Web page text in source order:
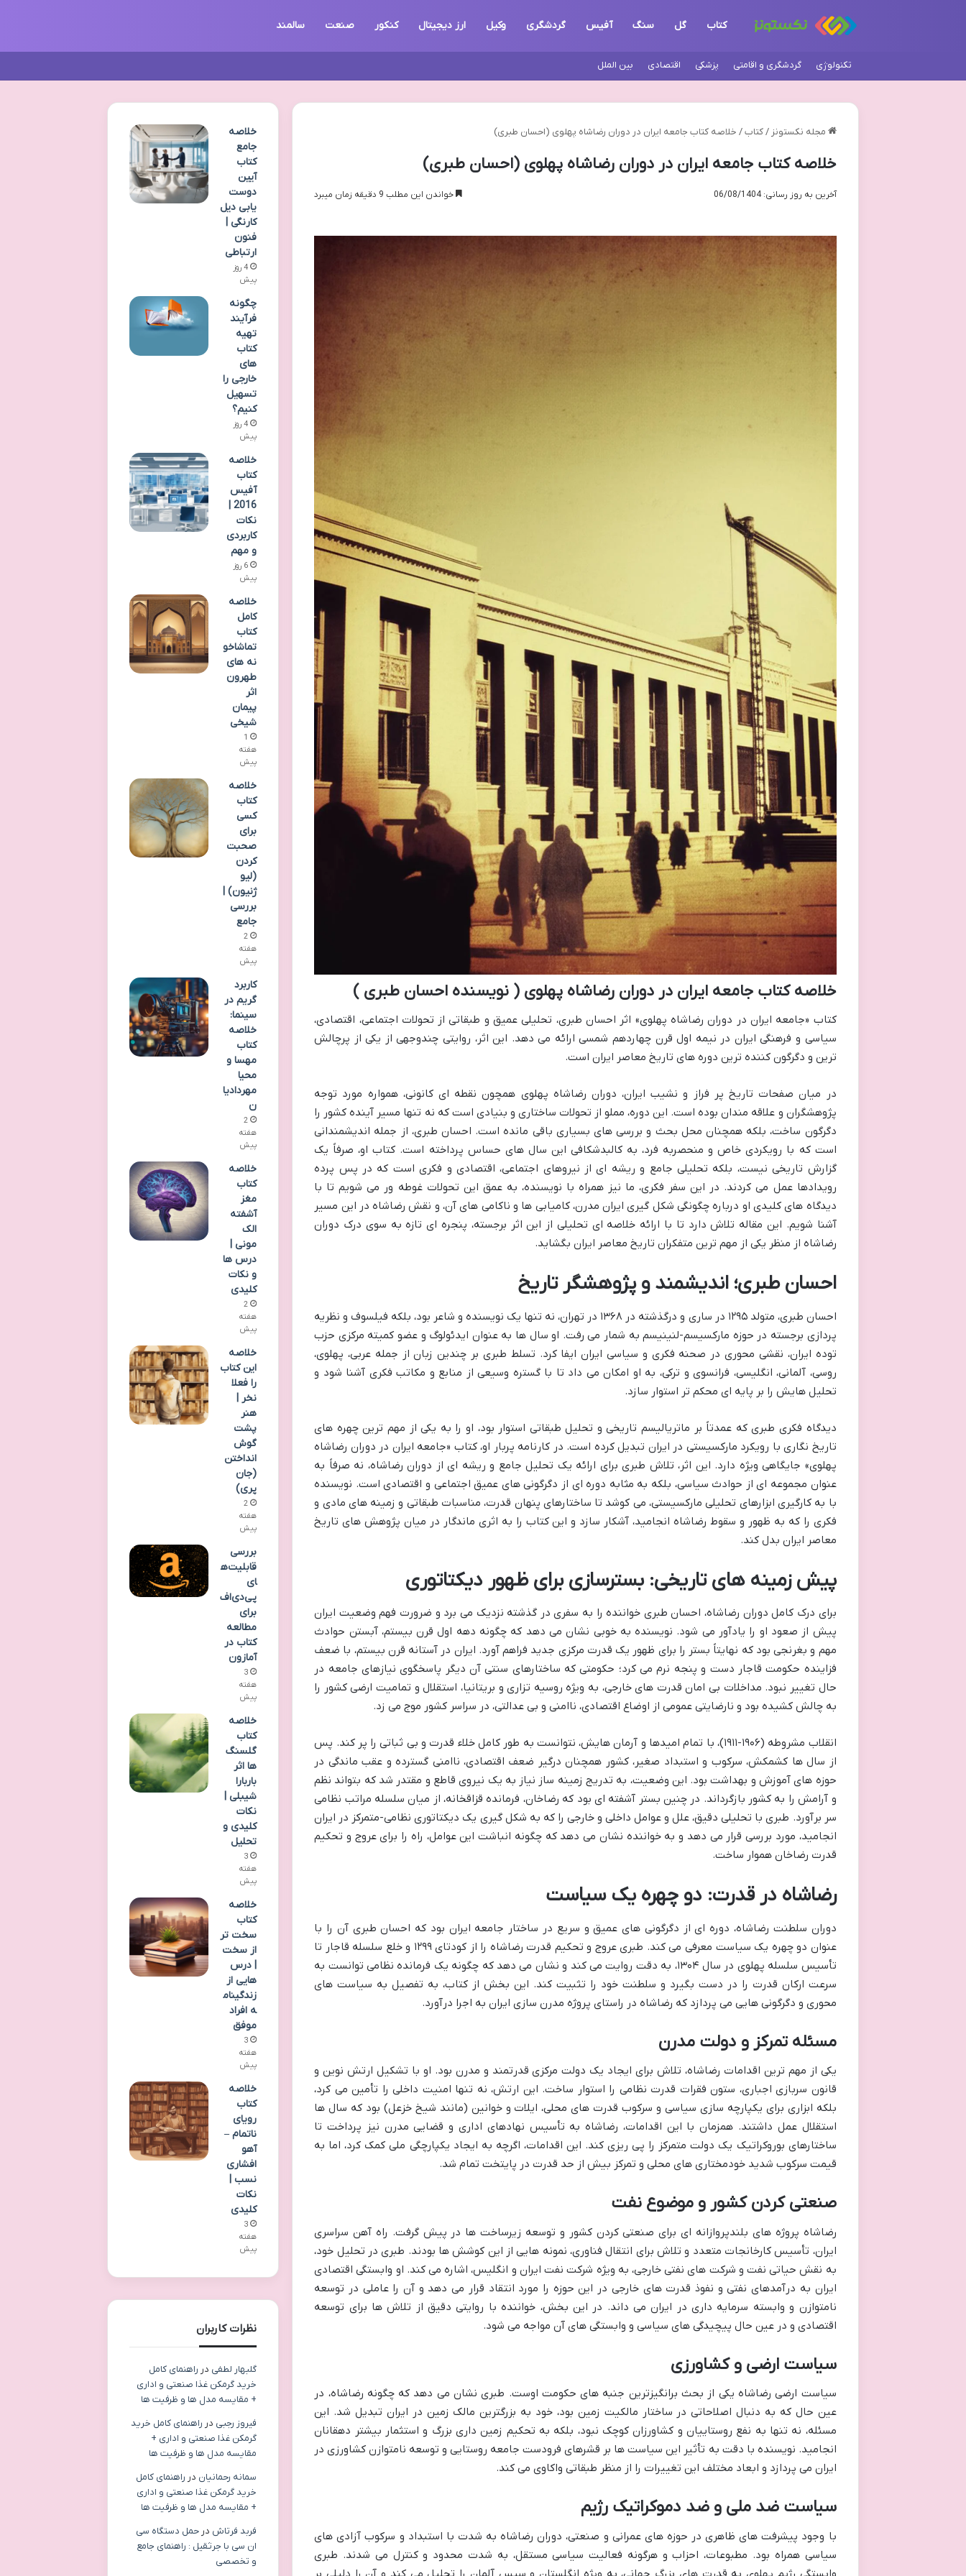
کتاب گل سنگ آفیس گردشگری وکیل ارز دیجیتال کنکور صنعت سالمند
تکنولوژی گردشگری و اقامتی پزشکی اقتصادی بین الملل
مجله نکستونز / کتاب / خلاصه کتاب جامعه ایران در دوران رضاشاه پهلوی (احسان طبری)
خلاصه کتاب جامعه ایران در دوران رضاشاه پهلوی (احسان طبری)
آخرین به روز رسانی: 06/08/1404 خواندن این مطلب 9 دقیقه زمان میبرد
خلاصه کتاب جامعه ایران در دوران رضاشاه پهلوی ( نویسنده احسان طبری )
کتاب «جامعه ایران در دوران رضاشاه پهلوی» اثر احسان طبری، تحلیلی عمیق و طبقاتی از تحولات اجتماعی، اقتصادی،
سیاسی و فرهنگی ایران در نیمه اول قرن چهاردهم شمسی ارائه می دهد. این اثر، روایتی چندوجهی از یکی از پرچالش
ترین و دگرگون کننده ترین دوره های تاریخ معاصر ایران است.
در میان صفحات تاریخ پر فراز و نشیب ایران، دوران رضاشاه پهلوی همچون نقطه ای کانونی، همواره مورد توجه
پژوهشگران و علاقه مندان بوده است. این دوره، مملو از تحولات ساختاری و بنیادی است که نه تنها مسیر آینده کشور را
دگرگون ساخت، بلکه همچنان محل بحث و بررسی های بسیاری باقی مانده است. احسان طبری، از جمله اندیشمندانی
است که با رویکردی خاص و منحصربه فرد، به کالبدشکافی این سال های حساس پرداخته است. کتاب او، صرفاً یک
گزارش تاریخی نیست، بلکه تحلیلی جامع و ریشه ای از نیروهای اجتماعی، اقتصادی و فکری است که در پس پرده
رویدادها عمل می کردند. در این سفر فکری، ما نیز همراه با نویسنده، به عمق این تحولات غوطه ور می شویم تا با
دیدگاه های کلیدی او درباره چگونگی شکل گیری ایران مدرن، کامیابی ها و ناکامی های آن، و نقش رضاشاه در این مسیر
آشنا شویم. این مقاله تلاش دارد تا با ارائه خلاصه ای تحلیلی از این اثر برجسته، پنجره ای تازه به سوی درک دوران
رضاشاه از منظر یکی از مهم ترین متفکران تاریخ معاصر ایران بگشاید.
احسان طبری؛ اندیشمند و پژوهشگر تاریخ
احسان طبری، متولد ۱۲۹۵ در ساری و درگذشته در ۱۳۶۸ در تهران، نه تنها یک نویسنده و شاعر بود، بلکه فیلسوف و نظریه
پردازی برجسته در حوزه مارکسیسم-لنینیسم به شمار می رفت. او سال ها به عنوان ایدئولوگ و عضو کمیته مرکزی حزب
توده ایران، نقشی محوری در صحنه فکری و سیاسی ایران ایفا کرد. تسلط طبری بر چندین زبان از جمله عربی، پهلوی،
روسی، آلمانی، انگلیسی، فرانسوی و ترکی، به او امکان می داد تا با گستره وسیعی از منابع و مکاتب فکری آشنا شود و
تحلیل هایش را بر پایه ای محکم تر استوار سازد.
دیدگاه فکری طبری که عمدتاً بر ماتریالیسم تاریخی و تحلیل طبقاتی استوار بود، او را به یکی از مهم ترین چهره های
تاریخ نگاری با رویکرد مارکسیستی در ایران تبدیل کرده است. در کارنامه پربار او، کتاب «جامعه ایران در دوران رضاشاه
پهلوی» جایگاهی ویژه دارد. این اثر، تلاش طبری برای ارائه یک تحلیل جامع و ریشه ای از دوران رضاشاه، نه صرفاً به
عنوان مجموعه ای از حوادث سیاسی، بلکه به مثابه دوره ای از دگرگونی های عمیق اجتماعی و اقتصادی است. نویسنده
با به کارگیری ابزارهای تحلیلی مارکسیستی، می کوشد تا ساختارهای پنهان قدرت، مناسبات طبقاتی و زمینه های مادی و
فکری را که به ظهور و سقوط رضاشاه انجامید، آشکار سازد و این کتاب را به اثری ماندگار در میان پژوهش های تاریخ
معاصر ایران بدل کند.
پیش زمینه های تاریخی: بسترسازی برای ظهور دیکتاتوری
برای درک کامل دوران رضاشاه، احسان طبری خواننده را به سفری در گذشته نزدیک می برد و ضرورت فهم وضعیت ایران
پیش از صعود او را یادآور می شود. نویسنده به خوبی نشان می دهد که چگونه دهه اول قرن بیستم، آبستن حوادث
مهم و بغرنجی بود که نهایتاً بستر را برای ظهور یک قدرت مرکزی جدید فراهم آورد. ایران در آستانه قرن بیستم، با ضعف
فزاینده حکومت قاجار دست و پنجه نرم می کرد؛ حکومتی که ساختارهای سنتی آن دیگر پاسخگوی نیازهای جامعه در
حال تغییر نبود. مداخلات بی امان قدرت های خارجی، به ویژه روسیه تزاری و بریتانیا، استقلال و تمامیت ارضی کشور را
به چالش کشیده بود و نارضایتی عمومی از اوضاع اقتصادی، ناامنی و بی عدالتی، در سراسر کشور موج می زد.
انقلاب مشروطه (۱۹۰۶-۱۹۱۱)، با تمام امیدها و آرمان هایش، نتوانست به طور کامل خلاء قدرت و بی ثباتی را پر کند. پس
از سال ها کشمکش، سرکوب و استبداد صغیر، کشور همچنان درگیر ضعف اقتصادی، ناامنی گسترده و عقب ماندگی در
حوزه های آموزش و بهداشت بود. این وضعیت، به تدریج زمینه ساز نیاز به یک نیروی قاطع و مقتدر شد که بتواند نظم
و آرامش را به کشور بازگرداند. در چنین بستر آشفته ای بود که رضاخان، فرمانده قزاقخانه، از میان سلسله مراتب نظامی
سر برآورد. طبری با تحلیلی دقیق، علل و عوامل داخلی و خارجی را که به شکل گیری یک دیکتاتوری نظامی-متمرکز در ایران
انجامید، مورد بررسی قرار می دهد و به خواننده نشان می دهد که چگونه انباشت این عوامل، راه را برای عروج و تحکیم
قدرت رضاخان هموار ساخت.
رضاشاه در قدرت: دو چهره یک سیاست
دوران سلطنت رضاشاه، دوره ای از دگرگونی های عمیق و سریع در ساختار جامعه ایران بود که احسان طبری آن را با
عنوان دو چهره یک سیاست معرفی می کند. طبری عروج و تحکیم قدرت رضاشاه را از کودتای ۱۲۹۹ و خلع سلسله قاجار تا
تأسیس سلسله پهلوی در سال ۱۳۰۴، به دقت روایت می کند و نشان می دهد که چگونه یک فرمانده نظامی توانست به
سرعت ارکان قدرت را در دست بگیرد و سلطنت خود را تثبیت کند. این بخش از کتاب، به تفصیل به سیاست های
محوری و دگرگونی هایی می پردازد که رضاشاه در راستای پروژه مدرن سازی ایران به اجرا درآورد.
مسئله تمرکز و دولت مدرن
یکی از مهم ترین اقدامات رضاشاه، تلاش برای ایجاد یک دولت مرکزی قدرتمند و مدرن بود. او با تشکیل ارتش نوین و
قانون سربازی اجباری، ستون فقرات قدرت نظامی را استوار ساخت. این ارتش، نه تنها امنیت داخلی را تأمین می کرد،
بلکه ابزاری برای یکپارچه سازی سیاسی و سرکوب قدرت های محلی، ایلات و خوانین (مانند شیخ خزعل) بود که سال ها
استقلال عمل داشتند. همزمان با این اقدامات، رضاشاه به تأسیس نهادهای اداری و قضایی مدرن نیز پرداخت تا
ساختارهای بوروکراتیک یک دولت متمرکز را پی ریزی کند. این اقدامات، اگرچه به ایجاد یکپارچگی ملی کمک کرد، اما به
قیمت سرکوب شدید خودمختاری های محلی و تمرکز بیش از حد قدرت در پایتخت تمام شد.
صنعتی کردن کشور و موضوع نفت
رضاشاه پروژه های بلندپروازانه ای برای صنعتی کردن کشور و توسعه زیرساخت ها در پیش گرفت. راه آهن سراسری
ایران، تأسیس کارخانجات متعدد و تلاش برای انتقال فناوری، نمونه هایی از این کوشش ها بودند. طبری در تحلیل خود،
به نقش حیاتی نفت و شرکت های نفتی خارجی، به ویژه شرکت نفت ایران و انگلیس، اشاره می کند. او وابستگی اقتصادی
ایران به درآمدهای نفتی و نفوذ قدرت های خارجی در این حوزه را مورد انتقاد قرار می دهد و آن را عاملی در توسعه
نامتوازن و وابسته سرمایه داری در ایران می داند. در این بخش، خواننده با روایتی دقیق از تلاش ها برای توسعه
اقتصادی و در عین حال پیچیدگی های سیاسی و وابستگی های آن مواجه می شود.
سیاست ارضی و کشاورزی
سیاست ارضی رضاشاه یکی از بحث برانگیزترین جنبه های حکومت اوست. طبری نشان می دهد که چگونه رضاشاه، در
عین حال که به دنبال اصلاحاتی در ساختار مالکیت زمین بود، خود به بزرگترین مالک زمین در ایران تبدیل شد. این
مسئله، نه تنها به نفع روستاییان و کشاورزان کوچک نبود، بلکه به تحکیم زمین داری بزرگ و استثمار بیشتر دهقانان
انجامید. نویسنده با دقت به تأثیر این سیاست ها بر قشرهای فرودست جامعه روستایی و توسعه نامتوازن کشاورزی در
ایران می پردازد و ابعاد مختلف این تغییرات را از منظر طبقاتی واکاوی می کند.
سیاست ضد ملی و ضد دموکراتیک رژیم
با وجود پیشرفت های ظاهری در حوزه های عمرانی و صنعتی، دوران رضاشاه به شدت با استبداد و سرکوب آزادی های
سیاسی همراه بود. مطبوعات، احزاب و هرگونه فعالیت سیاسی مستقل، به شدت محدود و کنترل می شدند. طبری
خلاصه
جامع
کتاب
آیین
دوست
یابی دیل
کارنگی |
فنون
ارتباطی
4 روز
پیش
چگونه
فرآیند
تهیه
کتاب
های
خارجی را
تسهیل
کنیم؟
4 روز
پیش
خلاصه
کتاب
آفیس
2016 |
نکات
کاربردی
و مهم
6 روز
پیش
خلاصه
کامل
کتاب
تماشاخو
نه های
طهرون
اثر
پیمان
شیخی
1
هفته
پیش
خلاصه
کتاب
کسی
برای
صحبت
کردن
(لیو
ژنیون) |
بررسی
جامع
2
هفته
پیش
کاربرد
گریم در
سینما:
خلاصه
کتاب
مهسا و
محیا
مهردادیا
ن
2
هفته
پیش
خلاصه
کتاب
مغز
آشفته
الک
مونی |
درس ها
و نکات
کلیدی
2
هفته
پیش
خلاصه
این کتاب
را فعلا
نخر |
هنر
پشت
گوش
انداختن
(جان
پری)
2
هفته
پیش
بررسی
قابلیت‌ه
ای
پی‌دی‌اف
برای
مطالعه
کتاب در
آمازون
3
هفته
پیش
خلاصه
کتاب
گلسنگ
ها اثر
باربارا
شیبلی |
نکات
کلیدی و
تحلیل
3
هفته
پیش
خلاصه
کتاب
سخت تر
از سخت
| درس
هایی از
زندگینام
ه افراد
موفق
3
هفته
پیش
خلاصه
کتاب
رویای
ناتمام –
آهو
افشاری
نسب |
نکات
کلیدی
3
هفته
پیش
نظرات کاربران
گلبهار لطفی در راهنمای کامل
خرید گرمکن غذا صنعتی و اداری
+ مقایسه مدل ها و ظرفیت ها
فیروز رجبی در راهنمای کامل خرید
گرمکن غذا صنعتی و اداری +
مقایسه مدل ها و ظرفیت ها
سمانه رحمانیان در راهنمای کامل
خرید گرمکن غذا صنعتی و اداری
+ مقایسه مدل ها و ظرفیت ها
فربد فرتاش در حمل دستگاه سی
ان سی با جرثقیل : راهنمای جامع
و تخصصی